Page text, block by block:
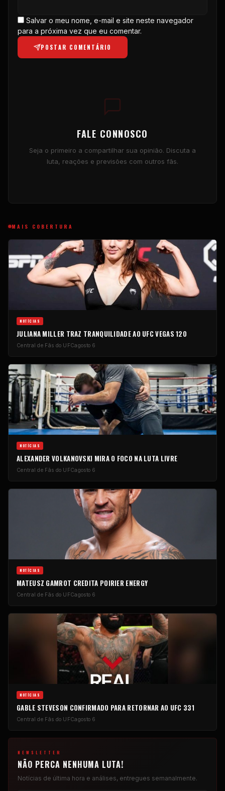
Salvar o meu nome, e-mail e site neste navegador
para a próxima vez que eu comentar.
POSTAR COMENTÁRIO
FALE CONNOSCO
Seja o primeiro a compartilhar sua opinião. Discuta a
luta, reações e previsões com outros fãs.
MAIS COBERTURA
NOTÍCIAS
JULIANA MILLER TRAZ TRANQUILIDADE AO UFC VEGAS 120
Central de Fãs do UFCagosto 6
NOTÍCIAS
ALEXANDER VOLKANOVSKI MIRA O FOCO NA LUTA LIVRE
Central de Fãs do UFCagosto 6
NOTÍCIAS
MATEUSZ GAMROT CREDITA POIRIER ENERGY
Central de Fãs do UFCagosto 6
NOTÍCIAS
GABLE STEVESON CONFIRMADO PARA RETORNAR AO UFC 331
Central de Fãs do UFCagosto 6
NEWSLETTER
NÃO PERCA NENHUMA LUTA!
Notícias de última hora e análises, entregues semanalmente.